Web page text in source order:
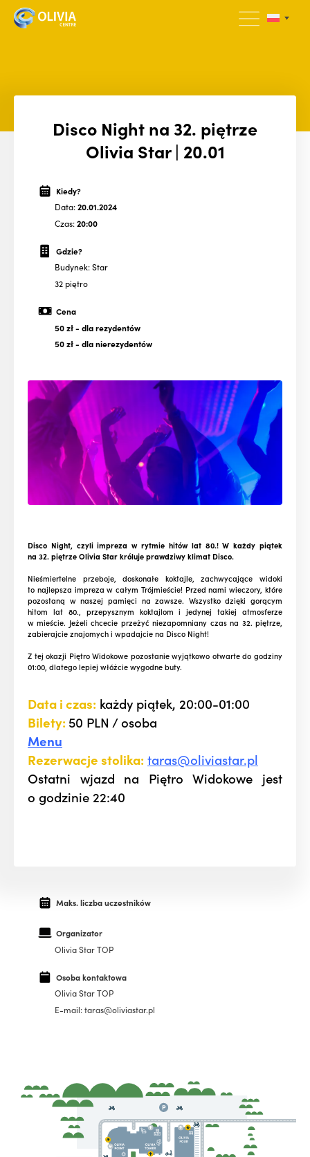
Disco Night na 32. piętrze
Olivia Star | 20.01
Kiedy?
Data:20.01.2024
Czas:20:00
Gdzie?
Budynek: Star
32 piętro
Cena
50 zł- dla rezydentów
50 zł- dla nierezydentów
Disco Night, czyli impreza w rytmie hitów lat 80.! W każdy piątek
na 32. piętrze Olivia Star króluje prawdziwy klimat Disco.
Nieśmiertelne przeboje, doskonałe koktajle, zachwycające widoki
to najlepsza impreza w całym Trójmieście! Przed nami wieczory, które
pozostaną w naszej pamięci na zawsze. Wszystko dzięki gorącym
hitom lat 80., przepysznym koktajlom i jedynej takiej atmosferze
w mieście. Jeżeli chcecie przeżyć niezapomniany czas na 32. piętrze,
zabierajcie znajomych i wpadajcie na Disco Night!
Z tej okazji Piętro Widokowe pozostanie wyjątkowo otwarte do godziny
01:00, dlatego lepiej włóżcie wygodne buty.
Data i czas: każdy piątek, 20:00-01:00
Bilety: 50 PLN / osoba
Menu
Rezerwacje stolika: taras@oliviastar.pl
Ostatni wjazd na Piętro Widokowe jest
o godzinie 22:40
Maks. liczba uczestników
Organizator
Olivia Star TOP
Osoba kontaktowa
Olivia Star TOP
E-mail: taras@oliviastar.pl